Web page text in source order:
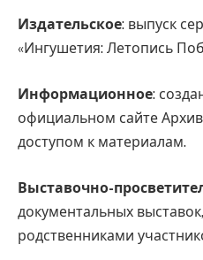
Издательское: выпуск
«Ингушетия: Летопись
Информационное:
официальном сайте
доступом к материалам.
Выставочно-
документальных
родственниками